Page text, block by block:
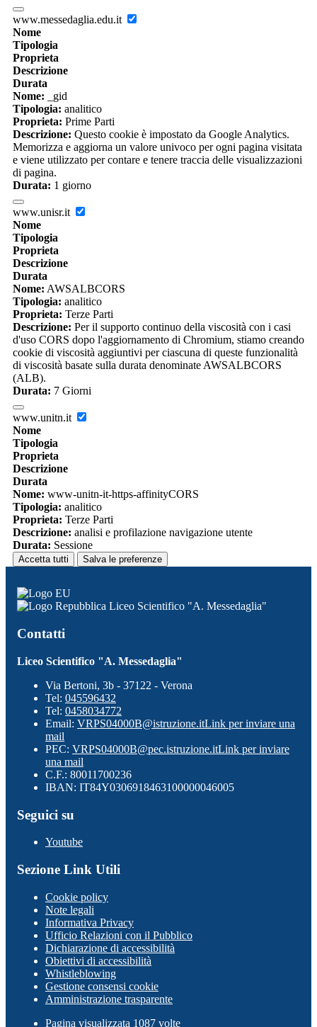
www.messedaglia.edu.it
Nome
Tipologia
Proprieta
Descrizione
Durata
Nome: _gid
Tipologia: analitico
Proprieta: Prime Parti
Descrizione: Questo cookie è impostato da Google Analytics.
Memorizza e aggiorna un valore univoco per ogni pagina visitata
e viene utilizzato per contare e tenere traccia delle visualizzazioni
di pagina.
Durata: 1 giorno
www.unisr.it
Nome
Tipologia
Proprieta
Descrizione
Durata
Nome: AWSALBCORS
Tipologia: analitico
Proprieta: Terze Parti
Descrizione: Per il supporto continuo della viscosità con i casi
d'uso CORS dopo l'aggiornamento di Chromium, stiamo creando
cookie di viscosità aggiuntivi per ciascuna di queste funzionalità
di viscosità basate sulla durata denominate AWSALBCORS
(ALB).
Durata: 7 Giorni
www.unitn.it
Nome
Tipologia
Proprieta
Descrizione
Durata
Nome: www-unitn-it-https-affinityCORS
Tipologia: analitico
Proprieta: Terze Parti
Descrizione: analisi e profilazione navigazione utente
Durata: Sessione
Accetta tutti Salva le preferenze
Liceo Scientifico "A. Messedaglia"
Contatti
Liceo Scientifico "A. Messedaglia"
Via Bertoni, 3b - 37122 - Verona
Tel: 045596432
Tel: 0458034772
Email: VRPS04000B@istruzione.itLink per inviare una
mail
PEC: VRPS04000B@pec.istruzione.itLink per inviare
una mail
C.F.: 80011700236
IBAN: IT84Y0306918463100000046005
Seguici su
Youtube
Sezione Link Utili
Cookie policy
Note legali
Informativa Privacy
Ufficio Relazioni con il Pubblico
Dichiarazione di accessibilità
Obiettivi di accessibilità
Whistleblowing
Gestione consensi cookie
Amministrazione trasparente
Pagina visualizzata 1087 volte